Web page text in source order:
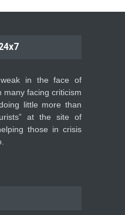
weak in the face of
many facing criticism
little more than
at the site of
those in crisis